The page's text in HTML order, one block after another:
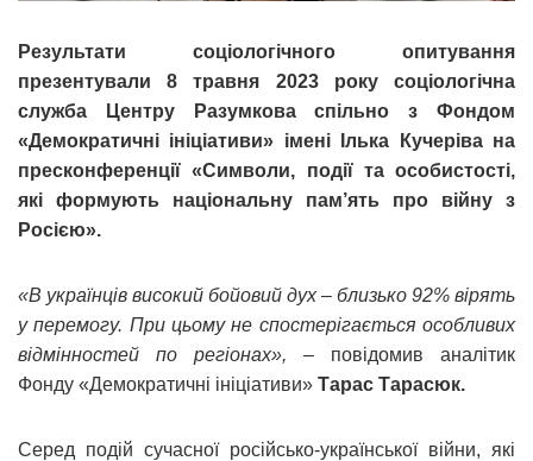
Результати соціологічного опитування
презентували 8 травня 2023 року соціологічна
служба Центру Разумкова спільно з Фондом
«Демократичні ініціативи» імені Ілька Кучеріва на
пресконференції «Символи, події та особистості,
які формують національну пам’ять про війну з
Росією».
«В українців високий бойовий дух – близько 92% вірять
у перемогу. При цьому не спостерігається особливих
відмінностей по регіонах», – повідомив аналітик
Фонду «Демократичні ініціативи» Тарас Тарасюк.
Серед подій сучасної російсько-української війни, які